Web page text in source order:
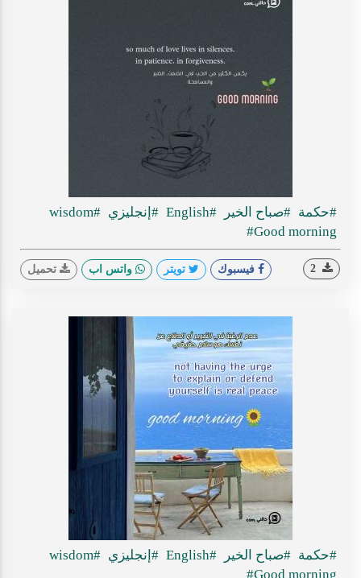
#حكمة #صباح الخير #English #إنجليزي #wisdom
#Good morning
فيسبوك تويتر واتس اب تحميل
#حكمة #صباح الخير #English #إنجليزي #wisdom
#Good morning